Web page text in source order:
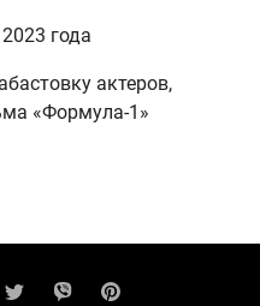
года
актеров,
«Формула-1»